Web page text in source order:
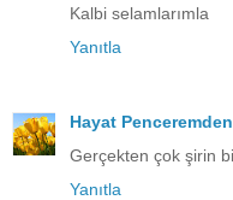
Kalbi selamlarımla
Yanıtla
Hayat Penceremden
Gerçekten çok şirin
Yanıtla